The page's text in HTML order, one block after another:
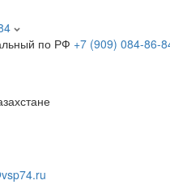
по РФ +7 (909) 084-86-